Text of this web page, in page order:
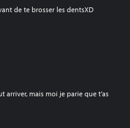
de te brosser les dentsXD
arriver, mais moi je parie que t’as